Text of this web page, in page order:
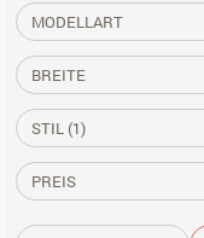
MODELLART
BREITE
STIL (1)
PREIS